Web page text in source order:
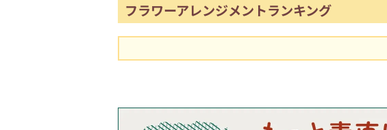
フラワーアレンジメントランキング